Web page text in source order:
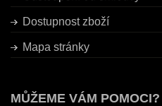
Dostupnost zboží
Mapa stránky
MŮŽEME VÁM POMOCI?